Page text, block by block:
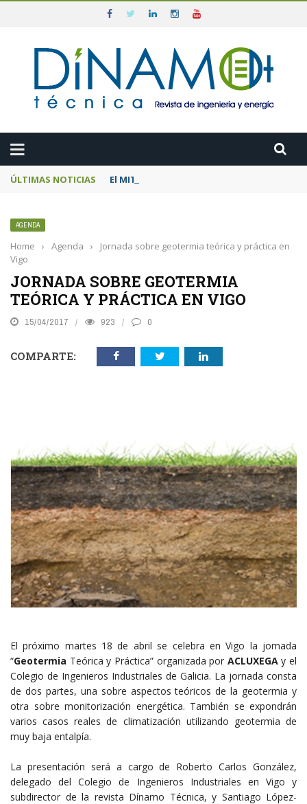
ÚLTIMAS NOTICIAS El MITECO prepara una subasta de 600
AGENDA
Home › Agenda ›
Jornada sobre geotermia teórica y práctica en
Vigo
JORNADA SOBRE GEOTERMIA
TEÓRICA Y PRÁCTICA EN VIGO
15/04/2017 923 0
COMPARTE:
El próximo martes 18 de abril se celebra en Vigo la jornada
“Geotermia Teórica y Práctica” organizada por ACLUXEGAy el
Colegio de Ingenieros Industriales de Galicia. La jornada consta
de dos partes, una sobre aspectos teóricos de la geotermia y
otra sobre monitorización energética. También se expondrán
varios casos reales de climatización utilizando geotermia de
muy baja entalpía.
La presentación será a cargo de Roberto Carlos González,
delegado del Colegio de Ingenieros Industriales en Vigo y
subdirector de la revista Dínamo Técnica, y Santiago López-